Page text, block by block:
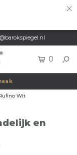
×
0
Merk
Wit
en